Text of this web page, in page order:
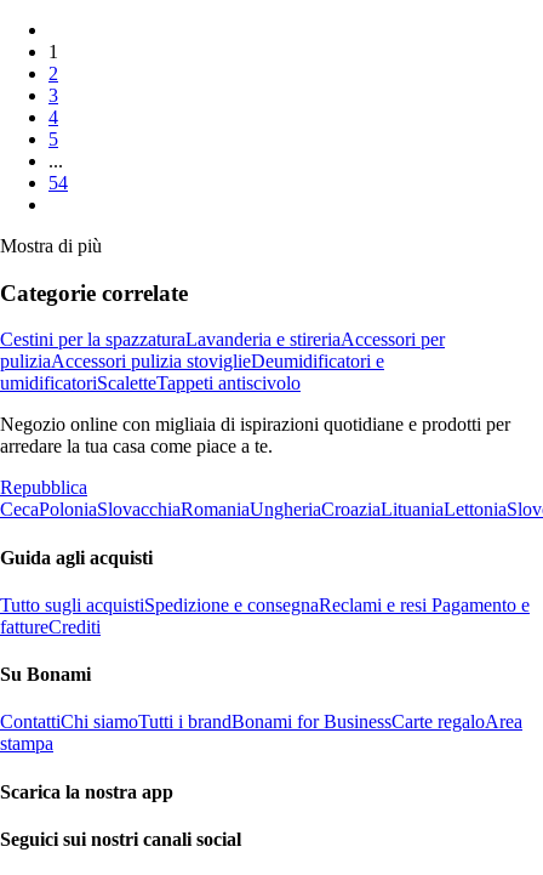
1
2
3
4
5
...
54
Mostra di più
Categorie correlate
Cestini per la spazzaturaLavanderia e stireriaAccessori per
puliziaAccessori pulizia stoviglieDeumidificatori e
umidificatoriScaletteTappeti antiscivolo
Negozio online con migliaia di ispirazioni quotidiane e prodotti per
arredare la tua casa come piace a te.
Repubblica
CecaPoloniaSlovacchiaRomaniaUngheriaCroaziaLituaniaLettonia
Guida agli acquisti
Tutto sugli acquistiSpedizione e consegnaReclami e resi Pagamento e
fattureCrediti
Su Bonami
ContattiChi siamoTutti i brandBonami for BusinessCarte regaloArea
stampa
Scarica la nostra app
Seguici sui nostri canali social